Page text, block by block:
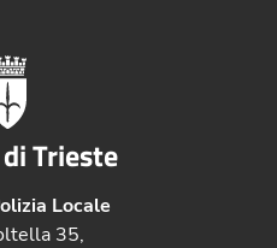
Trieste
Locale
35,